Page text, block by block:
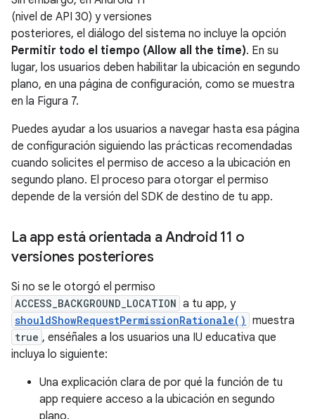
(nivel de API 30) y versiones
posteriores, el diálogo del sistema no incluye la opción
Permitir todo el tiempo (Allow all the time). En su
lugar, los usuarios deben habilitar la ubicación en segundo
plano, en una página de configuración, como se muestra
en la Figura 7.
Puedes ayudar a los usuarios a navegar hasta esa página
de configuración siguiendo las prácticas recomendadas
cuando solicites el permiso de acceso a la ubicación en
segundo plano. El proceso para otorgar el permiso
depende de la versión del SDK de destino de tu app.
La app está orientada a Android 11 o
versiones posteriores
Si no se le otorgó el permiso
ACCESS_BACKGROUND_LOCATION a tu app, y
shouldShowRequestPermissionRationale() muestra
true , enséñales a los usuarios una IU educativa que
incluya lo siguiente:
Una explicación clara de por qué la función de tu
app requiere acceso a la ubicación en segundo
plano.